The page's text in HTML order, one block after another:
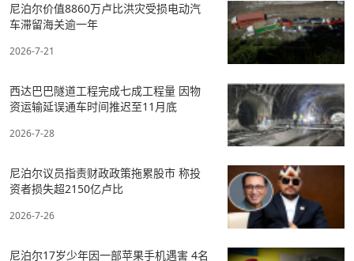
尼泊尔价值8860万卢比洪灾受损电动汽
车滞留海关逾一年
2026-7-21
西达巴巴隧道工程完成七成工程量 因物
资运输延误通车时间推迟至11月底
2026-7-28
尼泊尔议员指责财政政策拖累股市 称投
资者损失超2150亿卢比
2026-7-26
尼泊尔17岁少年因一部苹果手机遇害 4名